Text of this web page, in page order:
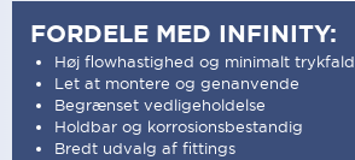
FORDELE MED INFINITY:
Høj flowhastighed og minimalt trykfald
Let at montere og genanvende
Begrænset vedligeholdelse
Holdbar og korrosionsbestandig
Bredt udvalg af fittings